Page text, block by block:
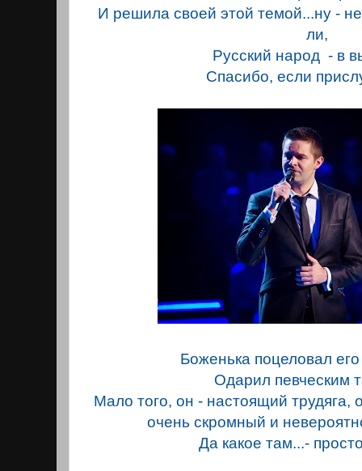
И решила своей этой темой...ну -
ли,
Русский народ - в
Спасибо, если
Боженька поцеловал
Одарил певческим
Мало того, он - настоящий трудяга,
очень скромный и
Да какое там...-